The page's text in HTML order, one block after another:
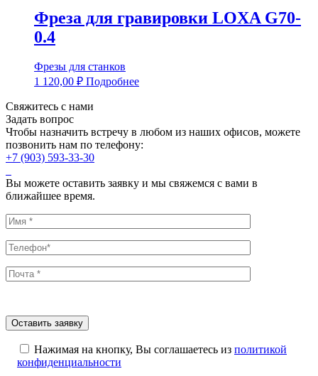
Фреза для гравировки LOXA G70-
0.4
Фрезы для станков
1 120,00 ₽ Подробнее
Свяжитесь с нами
Задать вопрос
Чтобы назначить встречу в любом из наших офисов, можете
позвонить нам по телефону:
+7 (903) 593-33-30
Вы можете оставить заявку и мы свяжемся с вами в
ближайшее время.
Нажимая на кнопку, Вы соглашаетесь из политикой
конфиденциальности